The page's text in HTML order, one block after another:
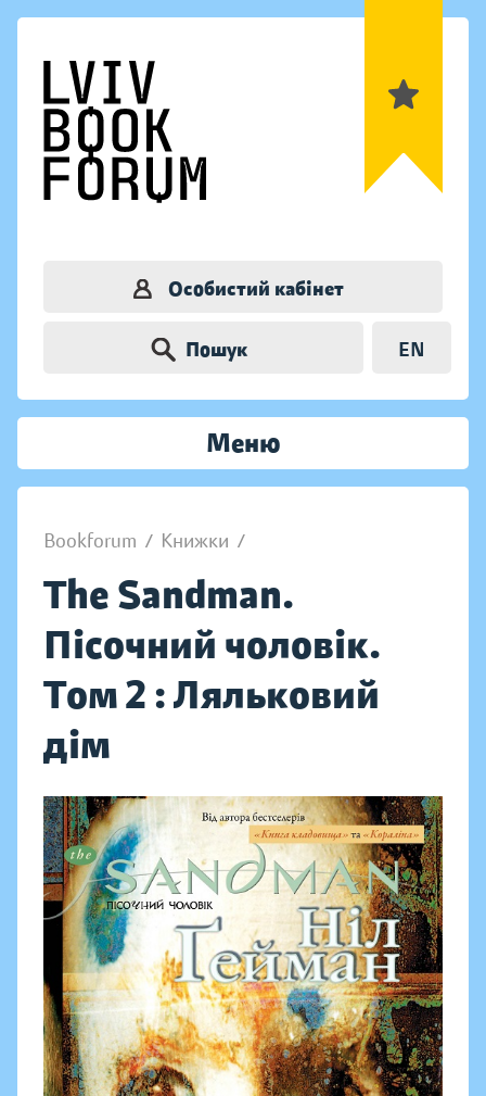
Особистий кабінет
Пошук EN
Меню
Bookforum / Книжки /
The Sandman.
Пісочний чоловік.
Том 2 : Ляльковий
дім